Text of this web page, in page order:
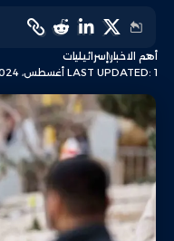
LAST UPDATED: 1 أغسطس، 2024 2:39 م
أهم الاخبارإسرائيليات